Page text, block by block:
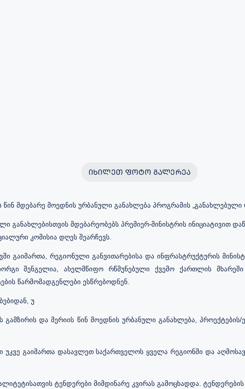
ᲘᲮᲘᲚᲔᲗ ᲤᲝᲢᲝ ᲒᲐᲚᲔᲠᲔᲐ
წინ მდებარე მოედნის ურბანული განახლება პროგრამის „განახლებული
განახლებისთვის მდებარეობებს პრემიერ-მინისტრის ინიციატივით
კომისია დღეს შეარჩევს.
გაიმართა, რეგიონული განვითარებისა და ინფრასტრუქტურის
შენგელია, ახელმწიფო რწმუნებული ქვემო ქართლის მხარეში
წარმომადგენლები ესწრებოდნენ.
უ
და მერიის წინ მოედნის ურბანული განახლება,
უკვე გაიმართა დასავლეთ საქართველოს ყველა რეგიონში და
ტენდერები მიმდინარე კვირას გამოცხადდა.